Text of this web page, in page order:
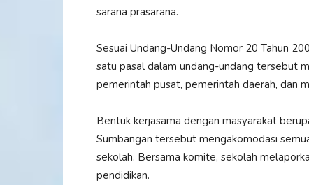
sarana prasarana.
Sesuai Undang-Undang Nomor 20 Tahun
satu pasal dalam undang-undang tersebut
pemerintah pusat, pemerintah daerah, dan
Bentuk kerjasama dengan masyarakat
Sumbangan tersebut mengakomodasi
sekolah. Bersama komite, sekolah
pendidikan.